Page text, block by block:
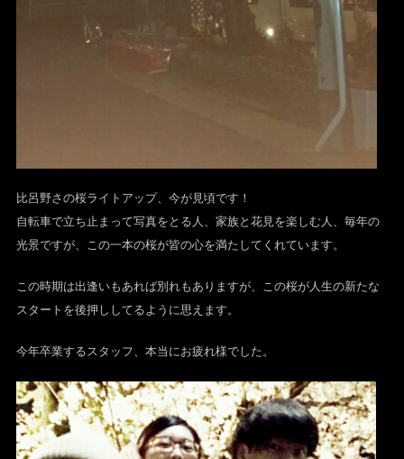
比呂野さの桜ライトアップ、今が見頃です！
自転車で立ち止まって写真をとる人、家族と花見を楽しむ人、毎年の
光景ですが、この一本の桜が皆の心を満たしてくれています。
この時期は出逢いもあれば別れもありますが、この桜が人生の新たな
スタートを後押ししてるように思えます。
今年卒業するスタッフ、本当にお疲れ様でした。